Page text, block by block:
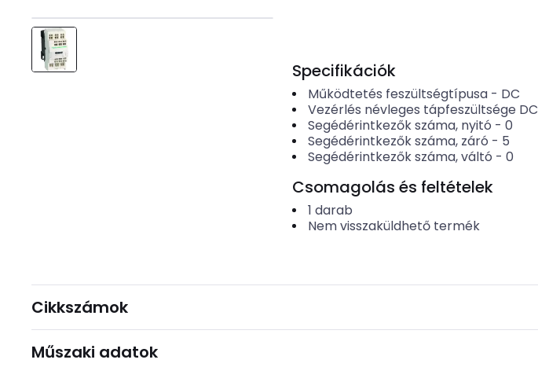
Specifikációk
Működtetés feszültségtípusa- DC
Vezérlés névleges tápfeszültsége DC
Segédérintkezők száma, nyitó - 0
Segédérintkezők száma, záró - 5
Segédérintkezők száma, váltó - 0
Csomagolás és feltételek
1 darab
Nem visszaküldhető termék
Cikkszámok
Műszaki adatok